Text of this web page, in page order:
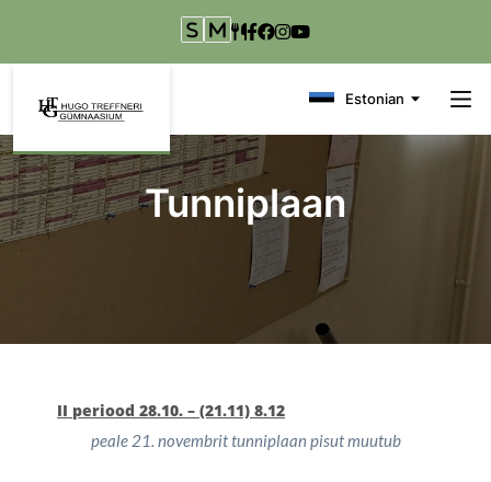
Estonian
Tunniplaan
II periood 28.10. – (21.11) 8.12
peale 21. novembrit tunniplaan pisut muutub